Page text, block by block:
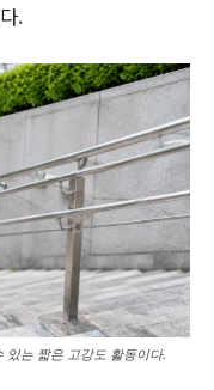
.
있는 짧은 고강도 활동이다.